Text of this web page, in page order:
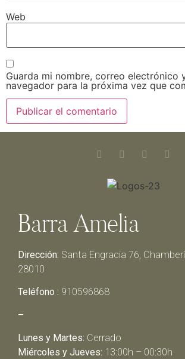
Web
Guarda mi nombre, correo electrónico
navegador para la próxima vez que
Barra Amelia
Dirección: Santa Engracia 76,
28010
Teléfono : 910596868
–
Lunes y Martes: Cerrado
Miércoles y Jueves: 13:00h – 00:30h